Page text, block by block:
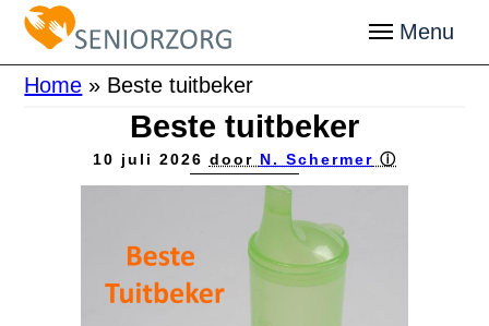
Home » Beste tuitbeker
Beste tuitbeker
10 juli 2026 door N. Schermer ⓘ